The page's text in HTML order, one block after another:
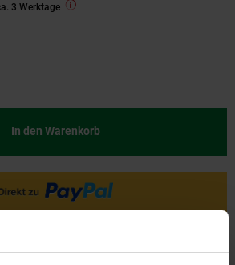
3 Werktage
In den Warenkorb